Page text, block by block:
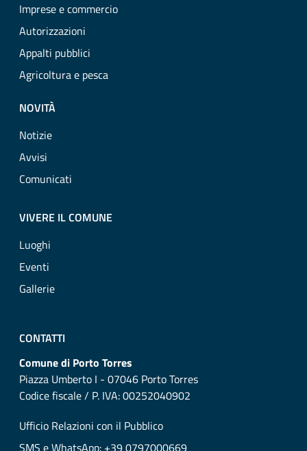
Imprese e commercio
Autorizzazioni
Appalti pubblici
Agricoltura e pesca
NOVITÀ
Notizie
Avvisi
Comunicati
VIVERE IL COMUNE
Luoghi
Eventi
Gallerie
CONTATTI
Comune di Porto Torres
Piazza Umberto I - 07046 Porto Torres
Codice fiscale / P. IVA: 00252040902
Ufficio Relazioni con il Pubblico
SMS e WhatsApp: +39 0797000669